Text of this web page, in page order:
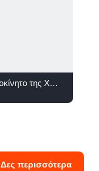
Chery TIGGO 4: Υποψήφιο Αυτοκίνητο της Χρονιάς 2026
Δες περισσότερα